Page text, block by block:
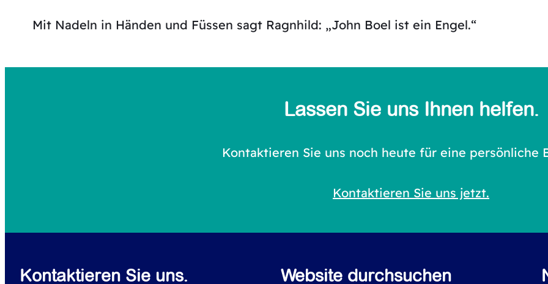
Mit Nadeln in Händen und Füssen sagt Ragnhild: „John Boel ist ein Engel.“
Lassen Sie uns Ihnen helfen.
Kontaktieren Sie uns noch heute für eine persönliche
Kontaktieren Sie uns jetzt.
Kontaktieren Sie uns. Website durchsuchen